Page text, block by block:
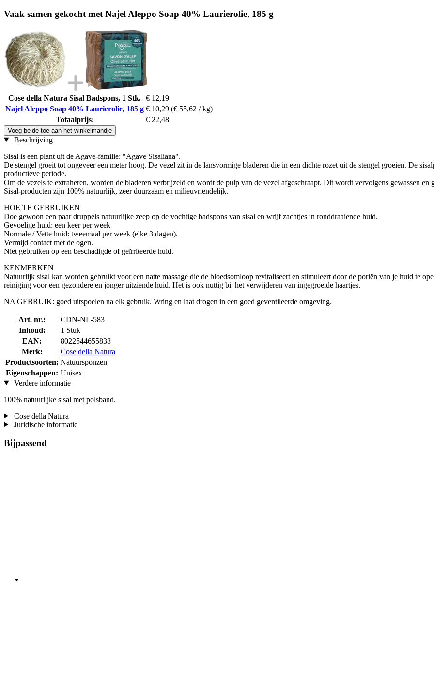
Vaak samen gekocht met Najel Aleppo Soap 40% Laurierolie, 185 g
Cose della Natura Sisal Badspons, 1 Stk. € 12,19
Najel Aleppo Soap 40% Laurierolie, 185 g € 10,29 (€ 55,62 / kg)
Totaalprijs:
€ 22,48
Voeg beide toe aan het winkelmandje
Beschrijving
Sisal is een plant uit de Agave-familie: "Agave Sisaliana".
De stengel groeit tot ongeveer een meter hoog. De vezel zit in de lansvormige bladeren die in een dichte rozet uit de stengel groeien. De
productieve periode.
Om de vezels te extraheren, worden de bladeren verbrijzeld en wordt de pulp van de vezel afgeschraapt. Dit wordt vervolgens gewassen en
Sisal-producten zijn 100% natuurlijk, zeer duurzaam en milieuvriendelijk.
HOE TE GEBRUIKEN
Doe gewoon een paar druppels natuurlijke zeep op de vochtige badspons van sisal en wrijf zachtjes in ronddraaiende huid.
Gevoelige huid: een keer per week
Normale / Vette huid: tweemaal per week (elke 3 dagen).
Vermijd contact met de ogen.
Niet gebruiken op een beschadigde of geïrriteerde huid.
KENMERKEN
Natuurlijk sisal kan worden gebruikt voor een natte massage die de bloedsomloop revitaliseert en stimuleert door de poriën van je huid te
reiniging voor een gezondere en jonger uitziende huid. Het is ook nuttig bij het verwijderen van ingegroeide haartjes.
NA GEBRUIK: goed uitspoelen na elk gebruik. Wring en laat drogen in een goed geventileerde omgeving.
Art. nr.:
CDN-NL-583
Inhoud:
1 Stuk
EAN:
8022544655838
Merk:
Cose della Natura
Productsoorten: Natuursponzen
Eigenschappen: Unisex
Verdere informatie
100% natuurlijke sisal met polsband.
Cose della Natura
Juridische informatie
Bijpassend